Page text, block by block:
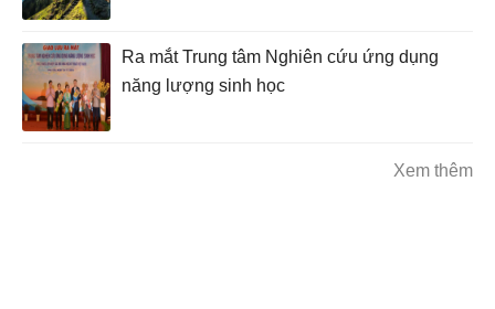
Ra mắt Trung tâm Nghiên cứu ứng dụng
năng lượng sinh học
Xem thêm